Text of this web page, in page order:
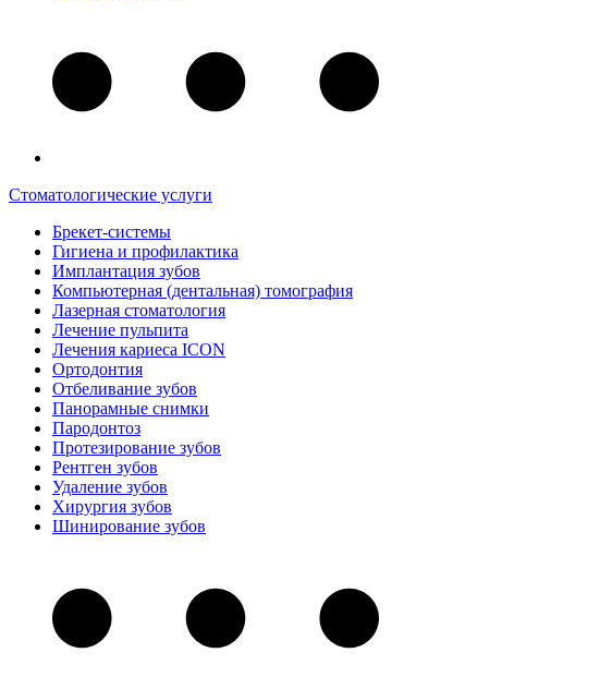
Стоматологические услуги
Брекет-системы
Гигиена и профилактика
Имплантация зубов
Компьютерная (дентальная) томография
Лазерная стоматология
Лечение пульпита
Лечения кариеса ICON
Ортодонтия
Отбеливание зубов
Панорамные снимки
Пародонтоз
Протезирование зубов
Рентген зубов
Удаление зубов
Хирургия зубов
Шинирование зубов